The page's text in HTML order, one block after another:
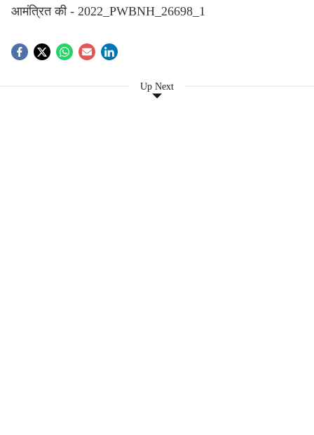
आमंत्रित की - 2022_PWBNH_26698_1
Up Next